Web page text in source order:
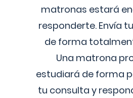
matronas estará
responderte. Envía
de forma
Una matrona
estudiará de forma
tu consulta y